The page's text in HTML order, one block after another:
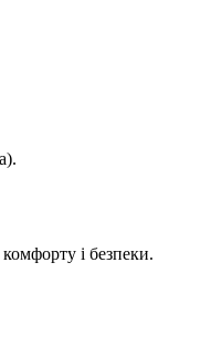
і безпеки.